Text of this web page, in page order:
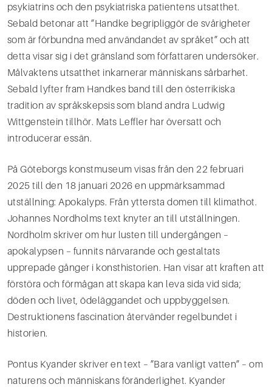
psykiatrins och den psykiatriska patientens utsatthet.
Sebald betonar att ”Handke begripliggör de svårigheter
som är förbundna med användandet av språket” och att
detta visar sig i det gränsland som författaren undersöker.
Målvaktens utsatthet inkarnerar människans sårbarhet.
Sebald lyfter fram Handkes band till den österrikiska
tradition av språkskepsis som bland andra Ludwig
Wittgenstein tillhör. Mats Leffler har översatt och
introducerar essän.
På Göteborgs konstmuseum visas från den 22 februari
2025 till den 18 januari 2026 en uppmärksammad
utställning: Apokalyps. Från yttersta domen till klimathot.
Johannes Nordholms text knyter an till utställningen.
Nordholm skriver om hur lusten till undergången –
apokalypsen – funnits närvarande och gestaltats
upprepade gånger i konsthistorien. Han visar att kraften att
förstöra och förmågan att skapa kan leva sida vid sida;
döden och livet, ödeläggandet och uppbyggelsen.
Destruktionens fascination återvänder regelbundet i
historien.
Pontus Kyander skriver en text – ”Bara vanligt vatten” – om
naturens och människans föränderlighet. Kyander